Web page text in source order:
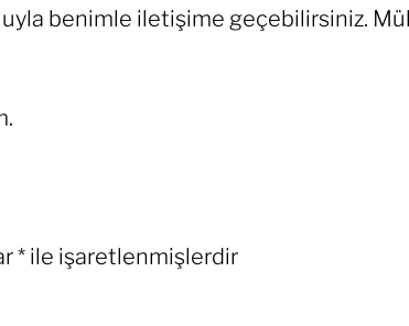
benimle iletişime geçebilirsiniz.
* ile işaretlenmişlerdir